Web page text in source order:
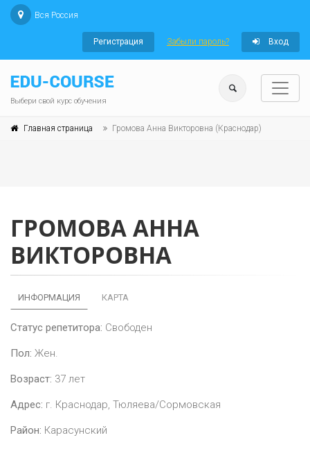
Вся Россия
Регистрация Забыли пароль? Вход
Выбери свой курс обучения
Главная страница Громова Анна Викторовна (Краснодар)
ГРОМОВА АННА
ВИКТОРОВНА
ИНФОРМАЦИЯ КАРТА
Статус репетитора: Свободен
Пол: Жен.
Возраст: 37 лет
Адрес: г. Краснодар, Тюляева/Сормовская
Район: Карасунский